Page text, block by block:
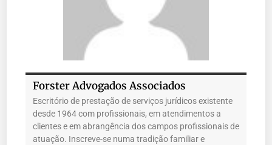
Forster Advogados Associados
Escritório de prestação de serviços jurídicos existente
desde 1964 com profissionais, em atendimentos a
clientes e em abrangência dos campos profissionais de
atuação. Inscreve-se numa tradição familiar e